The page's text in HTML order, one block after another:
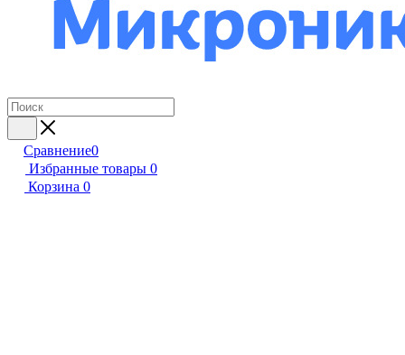
Сравнение0
Избранные товары 0
Корзина 0